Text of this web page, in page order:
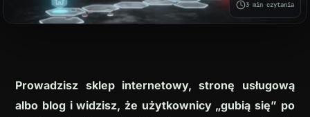
Modernizacja stron WWW
3 min czytania
Prowadzisz sklep internetowy, stronę usługową
albo blog i widzisz, że użytkownicy „gubią się” po